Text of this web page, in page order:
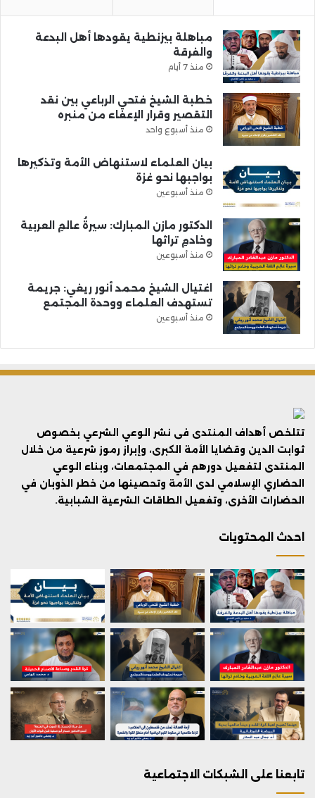
مباهلة بيزنطية يقودها أهل البدعة
والفرقة
منذ 7 أيام
خطبة الشيخ فتحي الرباعي بين نقد
التقصير وقرار الإعفاء من منبره
منذ أسبوع واحد
بيان العلماء لاستنهاض الأمة وتذكيرها
بواجبها نحو غزة
منذ أسبوعين
الدكتور مازن المبارك: سيرةُ عالمِ العربية
وخادمِ تراثها
منذ أسبوعين
اغتيال الشيخ محمد أنور ريغي: جريمة
تستهدف العلماء ووحدة المجتمع
منذ أسبوعين
تتلخص أهداف المنتدى فى نشر الوعي الشرعي بخصوص
ثوابت الدين وقضايا الأمة الكبرى، وإبراز رموز شرعية من خلال
المنتدى لتفعيل دورهم في المجتمعات، وبناء الوعي
الحضاري الإسلامي لدى الأمة وتحصينها من خطر الذوبان في
الحضارات الأخرى، وتفعيل الطاقات الشرعية الشبابية.
احدث المحتويات
تابعنا على الشبكات الاجتماعية